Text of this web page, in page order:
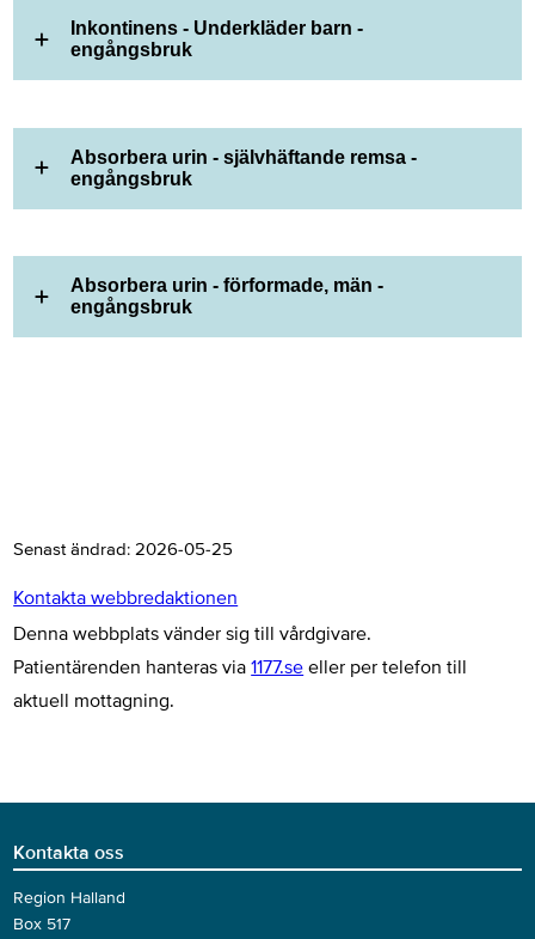
Inkontinens - Underkläder barn -
engångsbruk
Absorbera urin - självhäftande remsa -
engångsbruk
Absorbera urin - förformade, män -
engångsbruk
Senast ändrad:2026-05-25
Kontakta webbredaktionen
Denna webbplats vänder sig till vårdgivare.
Patientärenden hanteras via1177.se eller per telefon till
aktuell mottagning.
Kontakta oss
Region Halland
Box 517